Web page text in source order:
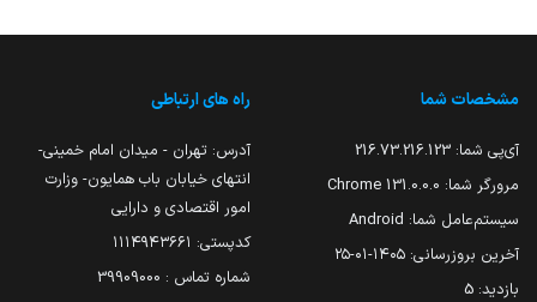
مشخصات شما
آی‌پی شما: 216.73.216.123
مرورگر شما: 131.0.0.0 Chrome
سیستم‌عامل شما: Android
آخرین بروزرسانی: ۱۴۰۵-۰۱-۲۵
بازدید: 5
راه های ارتباطی
آدرس: تهران - میدان امام خمینی-
انتهای خیابان باب همایون- وزارت
امور اقتصادی و دارایی
کدپستی: ۱۱۱۴۹۴۳۶۶۱
شماره تماس : 39909000